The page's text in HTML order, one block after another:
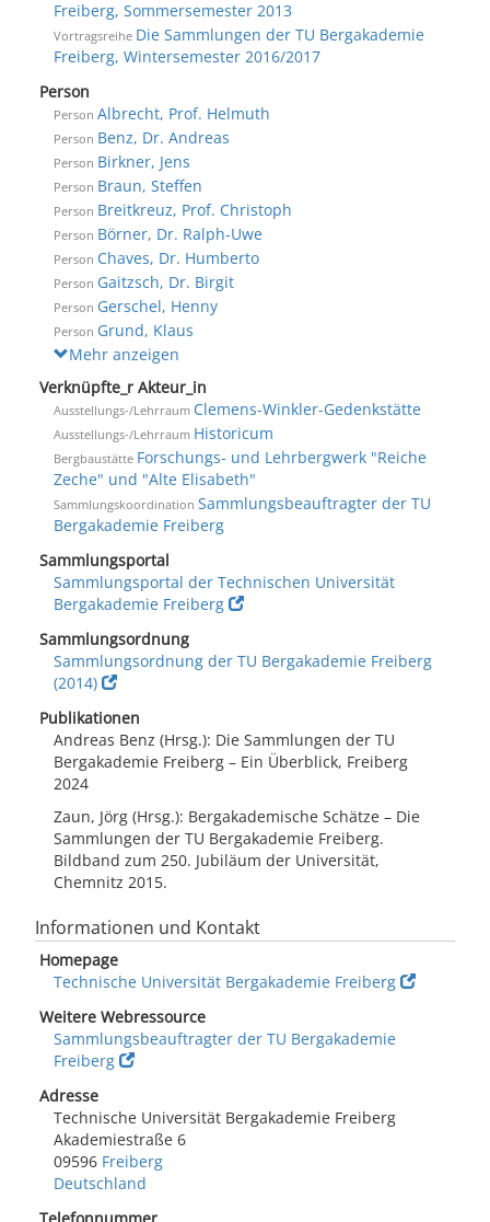
Freiberg, Sommersemester 2013
Vortragsreihe Die Sammlungen der TU Bergakademie
Freiberg, Wintersemester 2016/2017
Person
Person Albrecht, Prof. Helmuth
Person Benz, Dr. Andreas
Person Birkner, Jens
Person Braun, Steffen
Person Breitkreuz, Prof. Christoph
Person Börner, Dr. Ralph-Uwe
Person Chaves, Dr. Humberto
Person Gaitzsch, Dr. Birgit
Person Gerschel, Henny
Person Grund, Klaus
Mehr anzeigen
Verknüpfte_r Akteur_in
Ausstellungs-/Lehrraum Clemens-Winkler-Gedenkstätte
Ausstellungs-/Lehrraum Historicum
Bergbaustätte Forschungs- und Lehrbergwerk "Reiche
Zeche" und "Alte Elisabeth"
Sammlungskoordination Sammlungsbeauftragter der TU
Bergakademie Freiberg
Sammlungsportal
Sammlungsportal der Technischen Universität
Bergakademie Freiberg
Sammlungsordnung
Sammlungsordnung der TU Bergakademie Freiberg
(2014)
Publikationen
Andreas Benz (Hrsg.): Die Sammlungen der TU
Bergakademie Freiberg – Ein Überblick, Freiberg
2024
Zaun, Jörg (Hrsg.): Bergakademische Schätze – Die
Sammlungen der TU Bergakademie Freiberg.
Bildband zum 250. Jubiläum der Universität,
Chemnitz 2015.
Informationen und Kontakt
Homepage
Technische Universität Bergakademie Freiberg
Weitere Webressource
Sammlungsbeauftragter der TU Bergakademie
Freiberg
Adresse
Technische Universität Bergakademie Freiberg
Akademiestraße 6
09596 Freiberg
Deutschland